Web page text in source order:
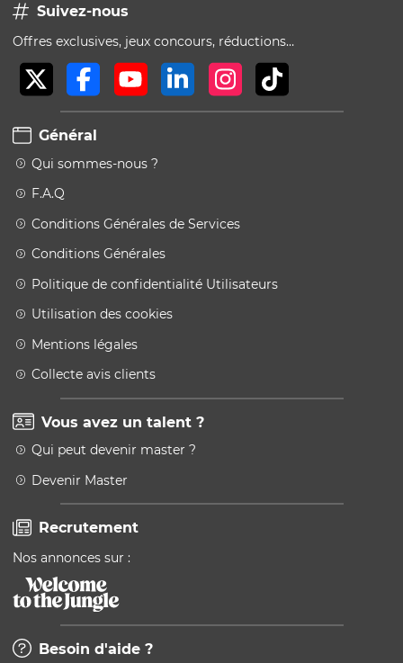
Suivez-nous
Offres exclusives, jeux concours, réductions…
Général
Qui sommes-nous ?
F.A.Q
Conditions Générales de Services
Conditions Générales
Politique de confidentialité Utilisateurs
Utilisation des cookies
Mentions légales
Collecte avis clients
Vous avez un talent ?
Qui peut devenir master ?
Devenir Master
Recrutement
Nos annonces sur :
Besoin d'aide ?